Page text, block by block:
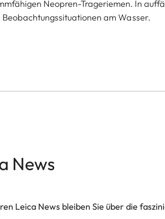
Neopren-Trageriemen. In
am Wasser.
News
Leica News bleiben Sie über die